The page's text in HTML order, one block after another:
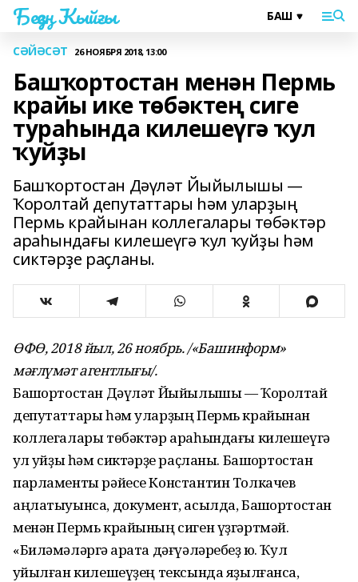
Беҙҙең Ҡыйғы
СӘЙӘСӘТ 26 НОЯБРЯ 2018, 13:00
Башҡортостан менән Пермь
крайы ике төбәктең сиге
тураһында килешеүгә ҡул
ҡуйҙы
Башҡортостан Дәүләт Йыйылышы —
Ҡоролтай депутаттары һәм уларҙың
Пермь крайынан коллегалары төбәктәр
араһындағы килешеүгә ҡул ҡуйҙы һәм
сиктәрҙе раҫланы.
ӨФӨ, 2018 йыл, 26 ноябрь. /«Башинформ»
мәғлүмәт агентлығы/.
Башҡортостан Дәүләт Йыйылышы — Ҡоролтай
депутаттары һәм уларҙың Пермь крайынан
коллегалары төбәктәр араһындағы килешеүгә
ҡул ҡуйҙы һәм сиктәрҙе раҫланы. Башҡортостан
парламенты рәйесе Константин Толкачев
аңлатыуынса, документ, асылда, Башҡортостан
менән Пермь крайының сиген үҙгәртмәй.
«Биләмәләргә ҡарата дәғүәләребеҙ юҡ. Ҡул
ҡуйылған килешеүҙең тексында яҙылғанса,